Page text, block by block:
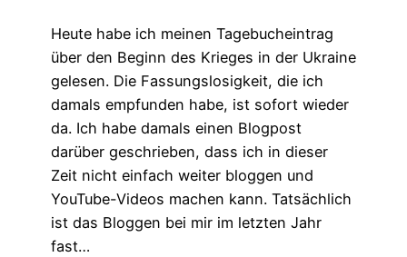
Heute habe ich meinen Tagebucheintrag
über den Beginn des Krieges in der Ukraine
gelesen. Die Fassungslosigkeit, die ich
damals empfunden habe, ist sofort wieder
da. Ich habe damals einen Blogpost
darüber geschrieben, dass ich in dieser
Zeit nicht einfach weiter bloggen und
YouTube-Videos machen kann. Tatsächlich
ist das Bloggen bei mir im letzten Jahr
fast…